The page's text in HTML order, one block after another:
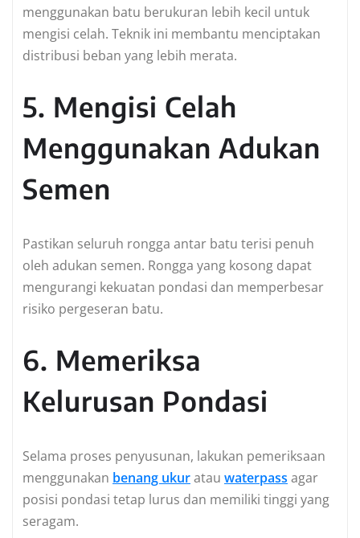
menggunakan batu berukuran lebih kecil untuk
mengisi celah. Teknik ini membantu menciptakan
distribusi beban yang lebih merata.
5. Mengisi Celah
Menggunakan Adukan
Semen
Pastikan seluruh rongga antar batu terisi penuh
oleh adukan semen. Rongga yang kosong dapat
mengurangi kekuatan pondasi dan memperbesar
risiko pergeseran batu.
6. Memeriksa
Kelurusan Pondasi
Selama proses penyusunan, lakukan pemeriksaan
menggunakan benang ukuratau waterpass agar
posisi pondasi tetap lurus dan memiliki tinggi yang
seragam.